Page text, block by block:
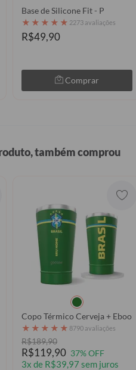
Classical Rose
Base de Silicone Fit - P
★ ★ ★ ★ ★ 2273 avaliações
R$49,90
Comprar
também comprou
Copo Térmico Cerveja +
★ ★ ★ ★ ★ 8790 avaliações
R$189,90
R$119,90 37% OFF
3x de R$39,97 sem juros